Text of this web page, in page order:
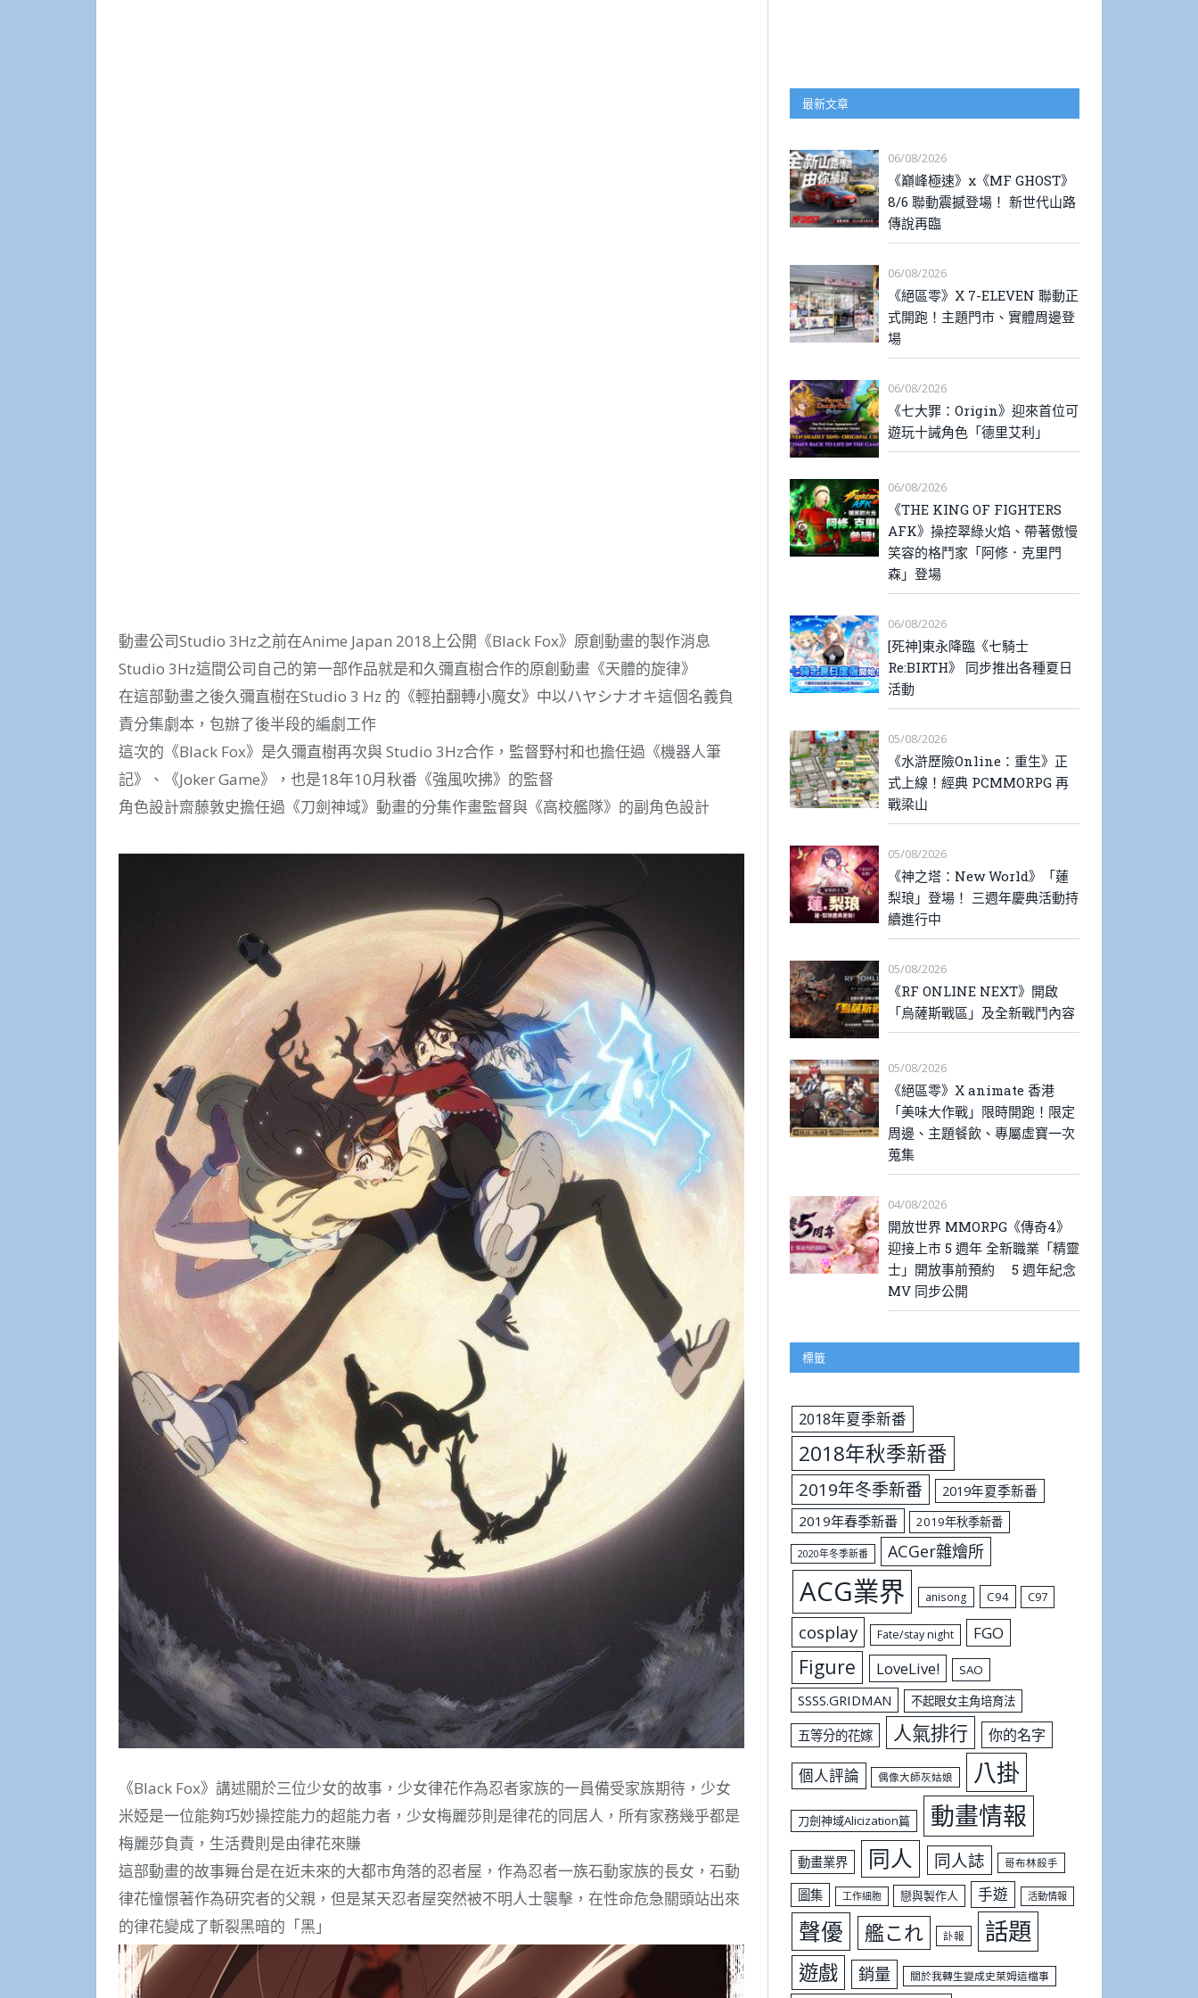
動畫公司Studio 3Hz之前在Anime Japan 2018上公開《Black Fox》原創動畫的製作消息
Studio 3Hz這間公司自己的第一部作品就是和久彌直樹合作的原創動畫《天體的旋律》
在這部動畫之後久彌直樹在Studio 3 Hz 的《輕拍翻轉小魔女》中以ハヤシナオキ這個名義負
責分集劇本，包辦了後半段的編劇工作
這次的《Black Fox》是久彌直樹再次與 Studio 3Hz合作，監督野村和也擔任過《機器人筆
記》、《Joker Game》，也是18年10月秋番《強風吹拂》的監督
角色設計齋藤敦史擔任過《刀劍神域》動畫的分集作畫監督與《高校艦隊》的副角色設計
《Black Fox》講述關於三位少女的故事，少女律花作為忍者家族的一員備受家族期待，少女
米婭是一位能夠巧妙操控能力的超能力者，少女梅麗莎則是律花的同居人，所有家務幾乎都是
梅麗莎負責，生活費則是由律花來賺
這部動畫的故事舞台是在近未來的大都市角落的忍者屋，作為忍者一族石動家族的長女，石動
律花憧憬著作為研究者的父親，但是某天忍者屋突然被不明人士襲擊，在性命危急關頭站出來
的律花變成了斬裂黑暗的「黑」
最新文章
06/08/2026
《巔峰極速》x《MF GHOST》
8/6 聯動震撼登場！ 新世代山路
傳說再臨
06/08/2026
《絕區零》X 7-ELEVEN 聯動正
式開跑！主題門市、實體周邊登
場
06/08/2026
《七大罪：Origin》迎來首位可
遊玩十誡角色「德里艾利」
06/08/2026
《THE KING OF FIGHTERS
AFK》操控翠綠火焰、帶著傲慢
笑容的格鬥家「阿修．克里門
森」登場
06/08/2026
[死神]東永降臨《七騎士
Re:BIRTH》 同步推出各種夏日
活動
05/08/2026
《水滸歷險Online：重生》正
式上線！經典 PCMMORPG 再
戰梁山
05/08/2026
《神之塔：New World》「蓮
梨琅」登場！ 三週年慶典活動持
續進行中
05/08/2026
《RF ONLINE NEXT》開啟
「烏薩斯戰區」及全新戰鬥內容
05/08/2026
《絕區零》X animate 香港
「美味大作戰」限時開跑！限定
周邊、主題餐飲、專屬虛寶一次
蒐集
04/08/2026
開放世界 MMORPG《傳奇4》
迎接上市 5 週年 全新職業「精靈
士」開放事前預約 5 週年紀念
MV 同步公開
標籤
2018年夏季新番
2018年秋季新番
2019年冬季新番
2019年夏季新番
2019年春季新番
2019年秋季新番
2020年冬季新番 ACGer雜燴所
ACG業界 anisong C94 C97
cosplay Fate/stay night FGO
Figure LoveLive! SAO
SSSS.GRIDMAN 不起眼女主角培育法
五等分的花嫁 人氣排行 你的名字
個人評論 偶像大師灰姑娘 八掛
刀劍神域Alicization篇 動畫情報
動畫業界 同人 同人誌 哥布林殺手
圖集 工作細胞 戀與製作人 手遊 活動情報
聲優 艦これ 訃報 話題
遊戲 銷量 關於我轉生變成史萊姆這檔事